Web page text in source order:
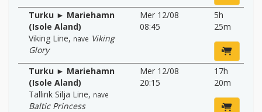
Turku ► Mariehamn
(Isole Aland)
Viking Line, nave Viking
Glory
Mer 12/08
08:45
5h
25m
Turku ► Mariehamn
(Isole Aland)
Tallink Silja Line, nave
Baltic Princess
Mer 12/08
20:15
17h
20m